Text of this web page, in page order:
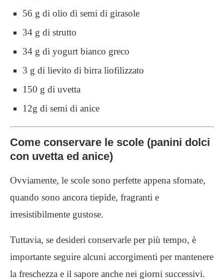
56 g di olio di semi di girasole
34 g di strutto
34 g di yogurt bianco greco
3 g di lievito di birra liofilizzato
150 g di uvetta
12g di semi di anice
Come conservare le scole (panini dolci
con uvetta ed anice)
Ovviamente, le scole sono perfette appena sfornate,
quando sono ancora tiepide, fragranti e
irresistibilmente gustose.
Tuttavia, se desideri conservarle per più tempo, è
importante seguire alcuni accorgimenti per mantenere
la freschezza e il sapore anche nei giorni successivi.